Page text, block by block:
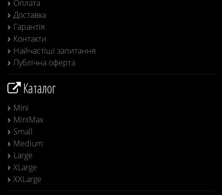
Оплата
Доставка
Гарантія
Контакти
Найчастіші запитання
Публічна оферта
Каталог
Mini
MiniMax
Small
Medium
Large
XLarge
XXLarge